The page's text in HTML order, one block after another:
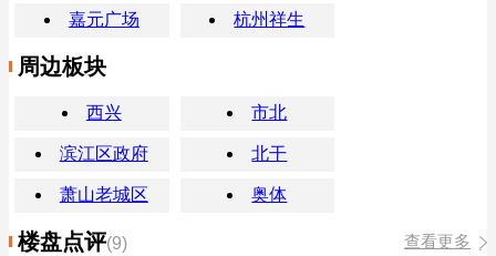
嘉元广场 杭州祥生
周边板块
西兴 市北
滨江区政府 北干
萧山老城区 奥体
楼盘点评(9) 查看更多